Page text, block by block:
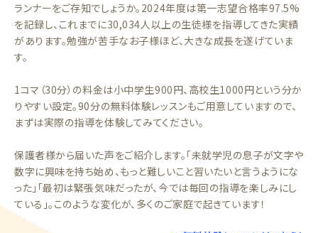
ランナーをご存知でしょうか。2024年度は第一志望合格率97.5%
を記録し、これまでに30,034人以上の生徒様を指導してきた実績
があります。勉強が苦手なお子様ほど、大きな成長を遂げていま
す。
1コマ（30分）の料金は小中学生900円、高校生1000円という分か
りやすい設定。90分の無料体験レッスンもご用意していますので、
まずは実際の指導を体験してみてください。
保護者様から届いた声をご紹介します。「未就学児の息子が文字や
数字に興味を持ち始め、もっと難しいこと習いたいと言うようにな
った」「最初は緊張気味だったが、今では毎回の指導を楽しみにし
ている」。このような変化が、多くのご家庭で起きています！